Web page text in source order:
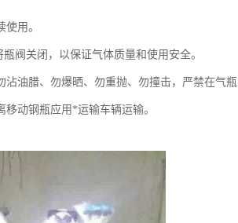
用。
阀关闭，以保证气体质量和使用安全。
油腊、勿爆晒、勿重抛、勿撞击，严禁在气瓶
动钢瓶应用*运输车辆运输。